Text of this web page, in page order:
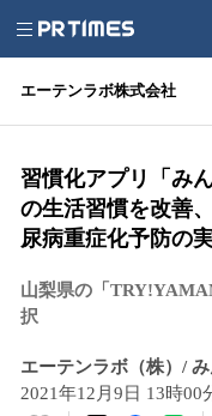
エーテンラボ株式会社
習慣化アプリ「み
の生活習慣を改善
尿病重症化予防の
山梨県の「
択
エーテンラボ（株）/
2021年12月9日 13時00